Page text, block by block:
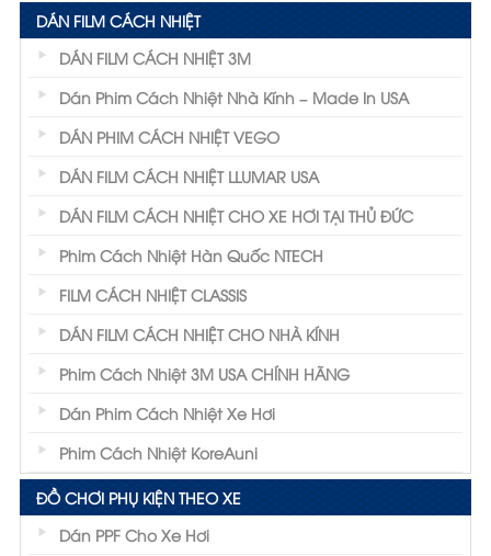
DÁN FILM CÁCH NHIỆT
DÁN FILM CÁCH NHIỆT 3M
Dán Phim Cách Nhiệt Nhà Kính – Made In USA
DÁN PHIM CÁCH NHIỆT VEGO
DÁN FILM CÁCH NHIỆT LLUMAR USA
DÁN FILM CÁCH NHIỆT CHO XE HƠI TẠI THỦ ĐỨC
Phim Cách Nhiệt Hàn Quốc NTECH
FILM CÁCH NHIỆT CLASSIS
DÁN FILM CÁCH NHIỆT CHO NHÀ KÍNH
Phim Cách Nhiệt 3M USA CHÍNH HÃNG
Dán Phim Cách Nhiệt Xe Hơi
Phim Cách Nhiệt KoreAuni
ĐỒ CHƠI PHỤ KIỆN THEO XE
Dán PPF Cho Xe Hơi